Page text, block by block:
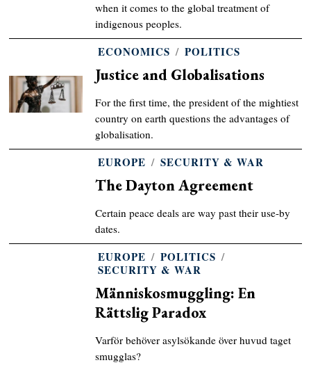
when it comes to the global treatment of
indigenous peoples.
ECONOMICS / POLITICS
Justice and Globalisations
For the first time, the president of the mightiest
country on earth questions the advantages of
globalisation.
EUROPE / SECURITY & WAR
The Dayton Agreement
Certain peace deals are way past their use-by
dates.
EUROPE / POLITICS /
SECURITY & WAR
Människosmuggling: En
Rättslig Paradox
Varför behöver asylsökande över huvud taget
smugglas?